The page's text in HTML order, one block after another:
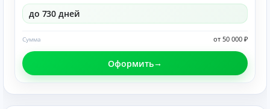
до 730 дней
от 50 000 ₽
Сумма
Оформить